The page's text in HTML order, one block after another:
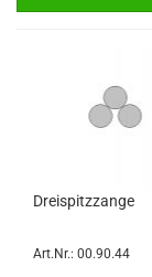
Dreispitzzange
Art.Nr.: 00.90.44